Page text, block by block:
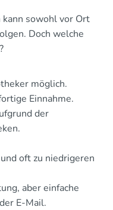
kann sowohl vor Ort
Doch welche
möglich.
Einnahme.
der
oft zu niedrigeren
aber einfache
E-Mail.